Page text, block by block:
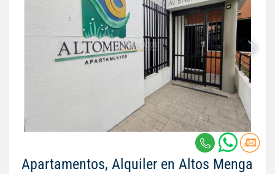
Apartamentos, Alquiler en Altos Menga